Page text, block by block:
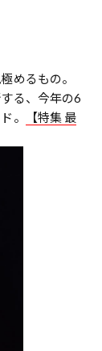
めるもの。
る、今年の6
。
【特集 最